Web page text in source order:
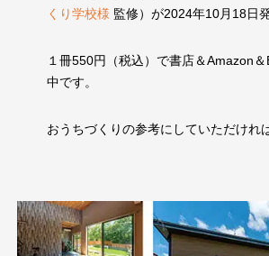
くり学校様 監修）が2024年10月18日
１冊550円（税込）で書店＆Amazon
中です。
おうちづくりの参考にしていただけれ